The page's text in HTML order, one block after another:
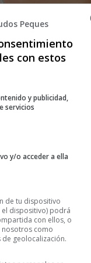
que
del maquillaje
.
mostraré
paso a
Limpia tu rostro
Peques
con estos
y publicidad,
servicios
y/o acceder a ella
de tu dispositivo
dispositivo) podrá
con ellos, o
nosotros como
geolocalización.